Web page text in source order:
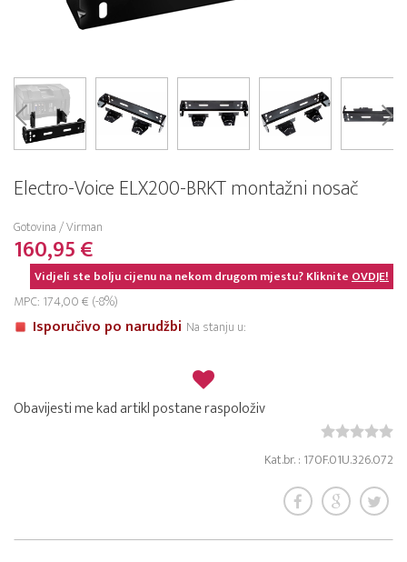
Electro-Voice ELX200-BRKT montažni nosač
Gotovina / Virman
160,95 €
Vidjeli ste bolju cijenu na nekom drugom mjestu? KlikniteOVDJE!
MPC: 174,00 € (-8%)
Isporučivo po narudžbi Na stanju u:
Obavijesti me kad artikl postane raspoloživ
Kat.br. : 170F.01U.326.072